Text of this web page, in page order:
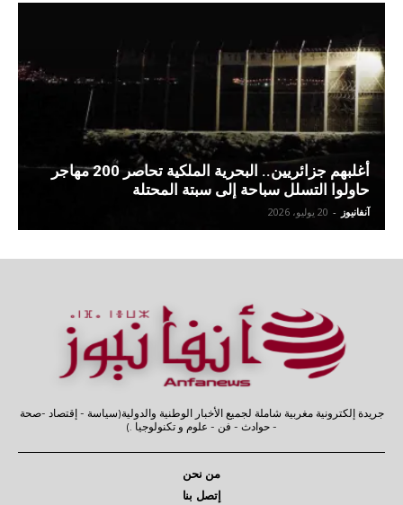
أغلبهم جزائريين.. البحرية الملكية تحاصر 200 مهاجر
حاولوا التسلل سباحة إلى سبتة المحتلة
آنفانيوز - 20 يوليو، 2026
جريدة إلكترونية مغربية شاملة لجميع الأخبار الوطنية والدولية(سياسة - إقتصاد -صحة
- حوادث - فن - علوم و تكنولوجيا .)
من نحن
إتصل بنا